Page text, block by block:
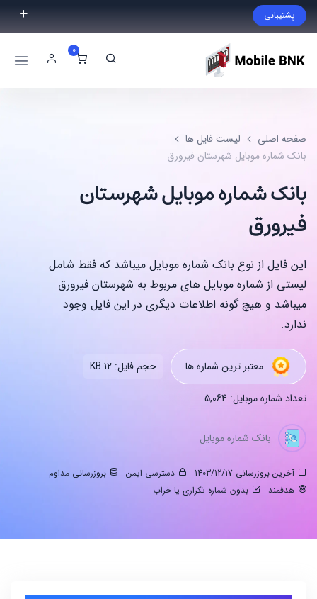
پشتیبانی
فایل مورد نظر خود را پیدا نکردید؟ با ما تماس بگیرید.
09999868721
0
صفحه اصلی
لیست فایل ها
بانک شماره موبایل شهرستان فیرورق
بانک شماره موبایل شهرستان
فیرورق
این فایل از نوع بانک شماره موبایل میباشد که فقط شامل
لیستی از شماره موبایل های مربوط به شهرستان فیرورق
میباشد و هیچ گونه اطلاعات دیگری در این فایل وجود
ندارد.
معتبر ترین شماره ها حجم فایل: 12 KB
تعداد شماره موبایل: 5,064
بانک شماره موبایل
آخرین بروزرسانی 1403/12/17 دسترسی ایمن
بروزرسانی مداوم
هدفمند
بدون شماره تکراری یا خراب